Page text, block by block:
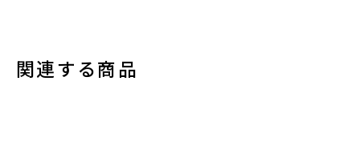
関連する商品